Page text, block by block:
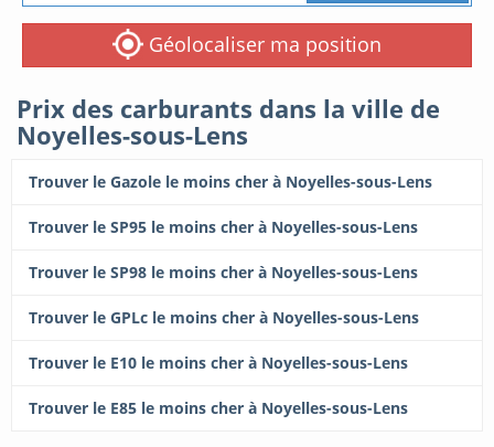
Géolocaliser ma position
Prix des carburants dans la ville de
Noyelles-sous-Lens
Trouver le Gazole le moins cher à Noyelles-sous-Lens
Trouver le SP95 le moins cher à Noyelles-sous-Lens
Trouver le SP98 le moins cher à Noyelles-sous-Lens
Trouver le GPLc le moins cher à Noyelles-sous-Lens
Trouver le E10 le moins cher à Noyelles-sous-Lens
Trouver le E85 le moins cher à Noyelles-sous-Lens